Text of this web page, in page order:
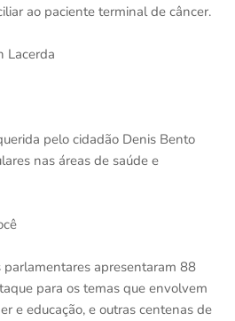
ao paciente terminal de câncer.
Lacerda
pelo cidadão Denis Bento
nas áreas de saúde e
parlamentares apresentaram 88
para os temas que envolvem
e educação, e outras centenas de